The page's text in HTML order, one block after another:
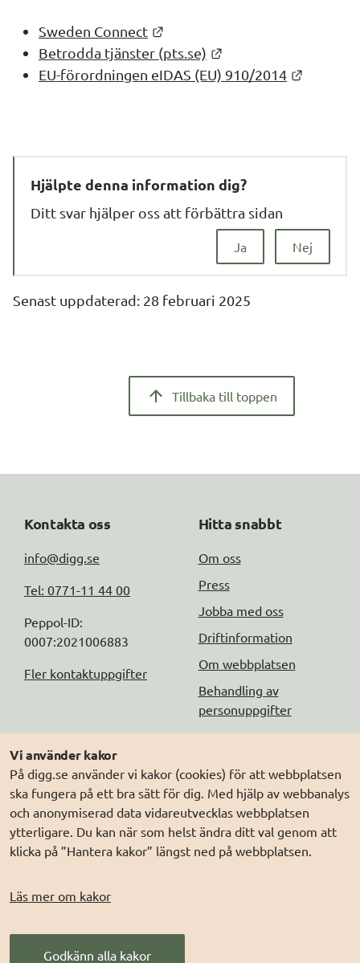
Vi använder kakor
På digg.se använder vi kakor (cookies) för att webbplatsen
ska fungera på ett bra sätt för dig. Med hjälp av webbanalys
och anonymiserad data vidareutvecklas webbplatsen
ytterligare. Du kan när som helst ändra ditt val genom att
klicka på ”Hantera kakor” längst ned på webbplatsen.
Läs mer om kakor
Godkänn alla kakor
Sweden Connect
Betrodda tjänster (pts.se)
EU-förordningen eIDAS (EU) 910/2014
Hjälpte denna information dig?
Nej
Ja
Ditt svar hjälper oss att förbättra sidan
Senast uppdaterad: 28 februari 2025
Tillbaka till toppen
Kontakta oss
info@digg.se
Tel: 0771-11 44 00
Peppol-ID:
0007:2021006883
Fler kontaktuppgifter
Hitta snabbt
Om oss
Press
Jobba med oss
Driftinformation
Om webbplatsen
Behandling av
personuppgifter
Följ oss
DIGG på
Prenumerera på nyheter
DIGG på
LinkedIn
DIGG på
PressMachine
DIGG på
Digg play
Elegitimation.se
Min myndighetspost
Sveriges dataportal
Sweden Connect